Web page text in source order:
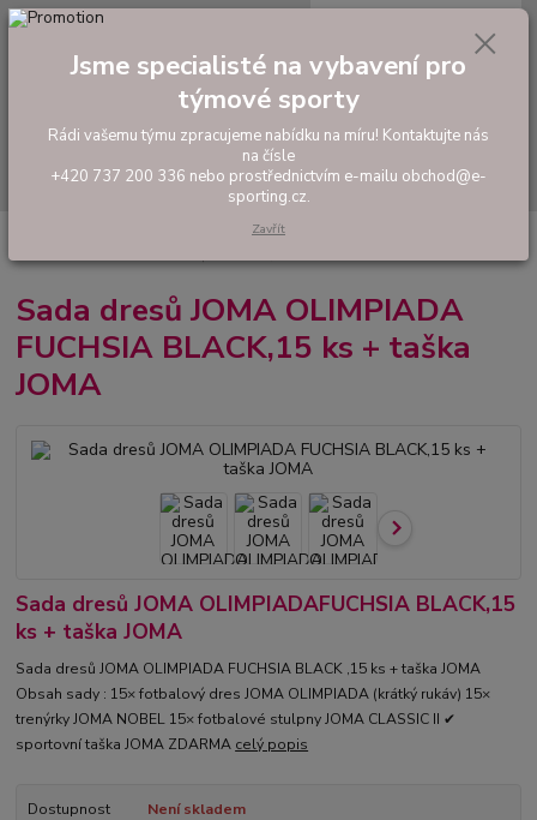
Hledat
tel: +420 737 200 336
0,00 Kč
Akční sady dresů
OLIMPIADA FUCHSIA BLACK,15 ks + taška JOMA
Sada dresů JOMA OLIMPIADA
FUCHSIA BLACK,15 ks + taška
JOMA
Sada dresů JOMA OLIMPIADAFUCHSIA BLACK,15
ks + taška JOMA
Sada dresů JOMA OLIMPIADA FUCHSIA BLACK ,15 ks + taška JOMA
Obsah sady : 15× fotbalový dres JOMA OLIMPIADA (krátký rukáv) 15×
trenýrky JOMA NOBEL 15× fotbalové stulpny JOMA CLASSIC II ✔
sportovní taška JOMA ZDARMA celý popis
Dostupnost
Není skladem
Jsme specialisté na vybavení pro
týmové sporty
Rádi vašemu týmu zpracujeme nabídku na míru! Kontaktujte nás
na čísle
+420 737 200 336 nebo prostřednictvím e-mailu obchod@e-
sporting.cz.
Zavřít